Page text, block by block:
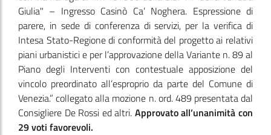
Giulia" – Ingresso Casinò Ca’ Noghera. Espressione di
parere, in sede di conferenza di servizi, per la verifica di
Intesa Stato-Regione di conformità del progetto ai relativi
piani urbanistici e per l’approvazione della Variante n. 89 al
Piano degli Interventi con contestuale apposizione del
vincolo preordinato all’esproprio da parte del Comune di
Venezia.” collegato alla mozione n. ord. 489 presentata dal
Consigliere De Rossi ed altri. Approvato all’unanimità con
29 voti favorevoli.